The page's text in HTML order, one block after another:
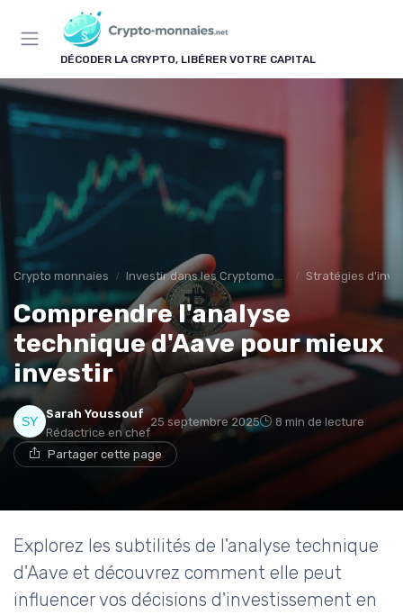
DÉCODER LA CRYPTO, LIBÉRER VOTRE CAPITAL
Crypto monnaies Investir dans les Cryptomonnaies Stratégies
Comprendre l'analyse
technique d'Aave pour mieux
investir
Sarah Youssouf
Rédactrice en chef
25 septembre 2025 8 min de lecture
Partager cette page
Explorez les subtilités de l'analyse technique
d'Aave et découvrez comment elle peut
influencer vos décisions d'investissement en
Panneau de gestion des cookies